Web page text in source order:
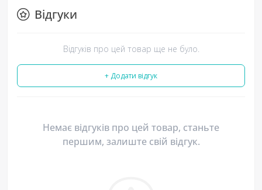
Відгуки
Відгуків про цей товар ще не було.
+ Додати відгук
Немає відгуків про цей товар, станьте
першим, залиште свій відгук.